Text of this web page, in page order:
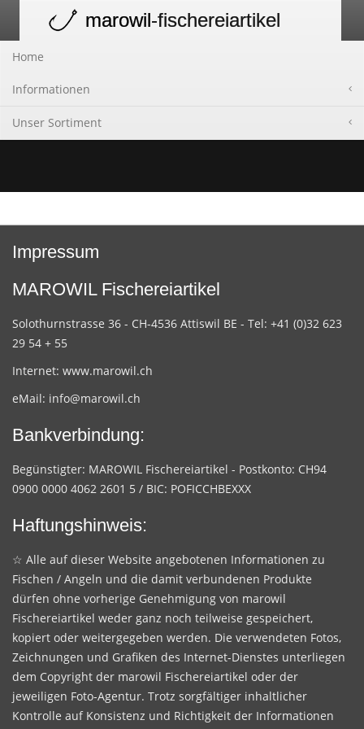
navigation
marowil-fischereiartikel
Home
Informationen
Unser Sortiment
Impressum
MAROWIL Fischereiartikel
Solothurnstrasse 36 - CH-4536 Attiswil BE - Tel: +41 (0)32 623
29 54 + 55
Internet: www.marowil.ch
eMail: info@marowil.ch
Bankverbindung:
Begünstigter: MAROWIL Fischereiartikel - Postkonto: CH94
0900 0000 4062 2601 5 / BIC: POFICCHBEXXX
Haftungshinweis:
☆ Alle auf dieser Website angebotenen Informationen zu
Fischen / Angeln und die damit verbundenen Produkte
dürfen ohne vorherige Genehmigung von marowil
Fischereiartikel weder ganz noch teilweise gespeichert,
kopiert oder weitergegeben werden. Die verwendeten Fotos,
Zeichnungen und Grafiken des Internet-Dienstes unterliegen
dem Copyright der marowil Fischereiartikel oder der
jeweiligen Foto-Agentur. Trotz sorgfältiger inhaltlicher
Kontrolle auf Konsistenz und Richtigkeit der Informationen